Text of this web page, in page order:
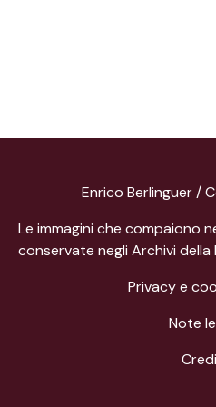
Enrico Berlinguer /
Le immagini che compaiono
conservate negli Archivi della
Privacy e
Note